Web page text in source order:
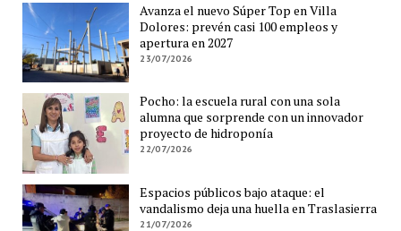
Avanza el nuevo Súper Top en Villa
Dolores: prevén casi 100 empleos y
apertura en 2027
23/07/2026
Pocho: la escuela rural con una sola
alumna que sorprende con un innovador
proyecto de hidroponía
22/07/2026
Espacios públicos bajo ataque: el
vandalismo deja una huella en Traslasierra
21/07/2026